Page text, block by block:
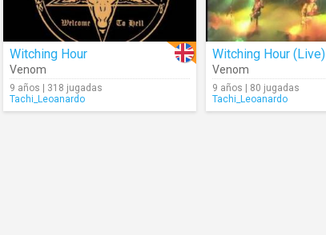
Witching Hour
Venom
9 años | 318 jugadas
Tachi_Leoanardo
Witching Hour (Live)
Venom
9 años | 80 jugadas
Tachi_Leoanardo